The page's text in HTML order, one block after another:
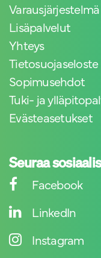
Varausjärjestelmä
Lisäpalvelut
Yhteys
Tietosuojaseloste
Sopimusehdot
Tuki- ja
Evästeasetukset
Seuraa
Facebook
LinkedIn
Instagram